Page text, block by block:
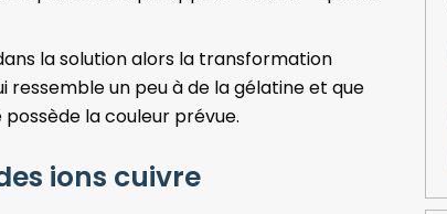
la solution alors la transformation
ressemble un peu à de la gélatine et que
la couleur prévue.
ions cuivre